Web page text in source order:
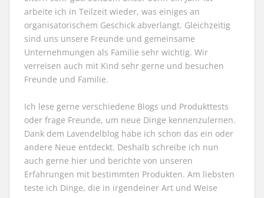
arbeite ich in Teilzeit wieder, was einiges an
organisatorischem Geschick abverlangt. Gleichzeitig
sind uns unsere Freunde und gemeinsame
Unternehmungen als Familie sehr wichtig. Wir
verreisen auch mit Kind sehr gerne und besuchen
Freunde und Familie.
Ich lese gerne verschiedene Blogs und Produkttests
oder frage Freunde, um neue Dinge kennenzulernen.
Dank dem Lavendelblog habe ich schon das ein oder
andere Neue entdeckt. Deshalb schreibe ich nun
auch gerne hier und berichte von unseren
Erfahrungen mit bestimmten Produkten. Am liebsten
teste ich Dinge, die in irgendeiner Art und Weise